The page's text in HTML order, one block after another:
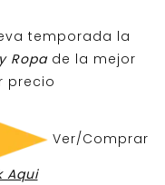
temporada la
Ropa de la mejor
precio
Ver/Comprar
Aqui